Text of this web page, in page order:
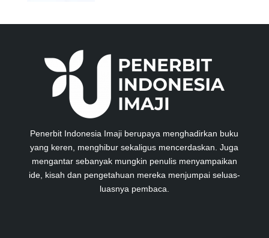
Penerbit Indonesia Imaji berupaya menghadirkan buku
yang keren, menghibur sekaligus mencerdaskan. Juga
mengantar sebanyak mungkin penulis menyampaikan
ide, kisah dan pengetahuan mereka menjumpai seluas-
luasnya pembaca.